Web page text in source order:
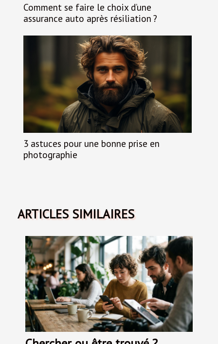
Comment se faire le choix d’une
assurance auto après résiliation ?
3 astuces pour une bonne prise en
photographie
ARTICLES SIMILAIRES